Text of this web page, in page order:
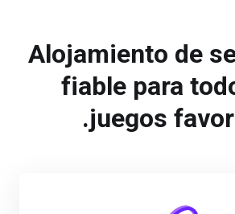
Alojamiento de
fiable para
juegos